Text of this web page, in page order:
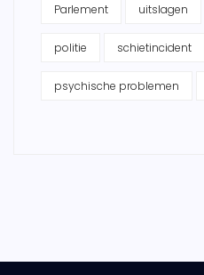
Parlement uitslagen
politie schietincident
psychische problemen